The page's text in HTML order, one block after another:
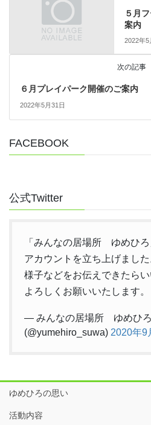
５月
案内
2022年5
次の記事
６月プレイパーク開催のご案内
2022年5月31日
FACEBOOK
公式Twitter
「みんなの居場所 ゆめひ
アカウントを立ち上げまし
様子などをお伝えできたらい
よろしくお願いいたします。
— みんなの居場所 ゆめひ
(@yumehiro_suwa) 2020年9
ゆめひろの思い
活動内容